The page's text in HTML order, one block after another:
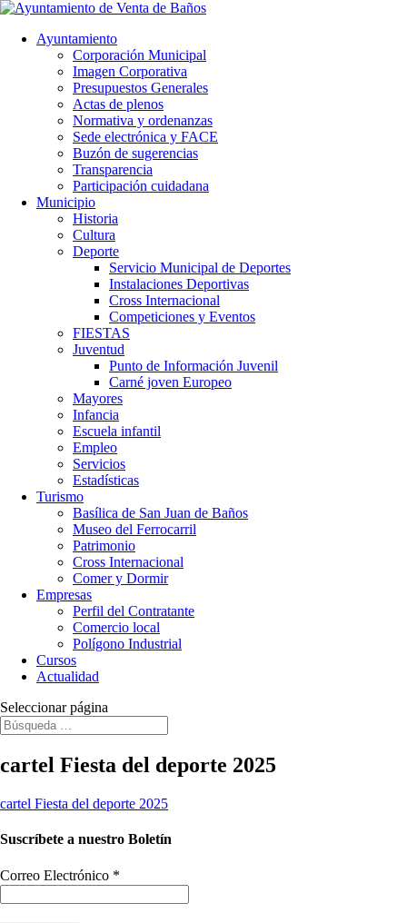
Ayuntamiento
Corporación Municipal
Imagen Corporativa
Presupuestos Generales
Actas de plenos
Normativa y ordenanzas
Sede electrónica y FACE
Buzón de sugerencias
Transparencia
Participación cuidadana
Municipio
Historia
Cultura
Deporte
Servicio Municipal de Deportes
Instalaciones Deportivas
Cross Internacional
Competiciones y Eventos
FIESTAS
Juventud
Punto de Información Juvenil
Carné joven Europeo
Mayores
Infancia
Escuela infantil
Empleo
Servicios
Estadísticas
Turismo
Basílica de San Juan de Baños
Museo del Ferrocarril
Patrimonio
Cross Internacional
Comer y Dormir
Empresas
Perfil del Contratante
Comercio local
Polígono Industrial
Cursos
Actualidad
Seleccionar página
cartel Fiesta del deporte 2025
cartel Fiesta del deporte 2025
Suscríbete a nuestro Boletín
Correo Electrónico *